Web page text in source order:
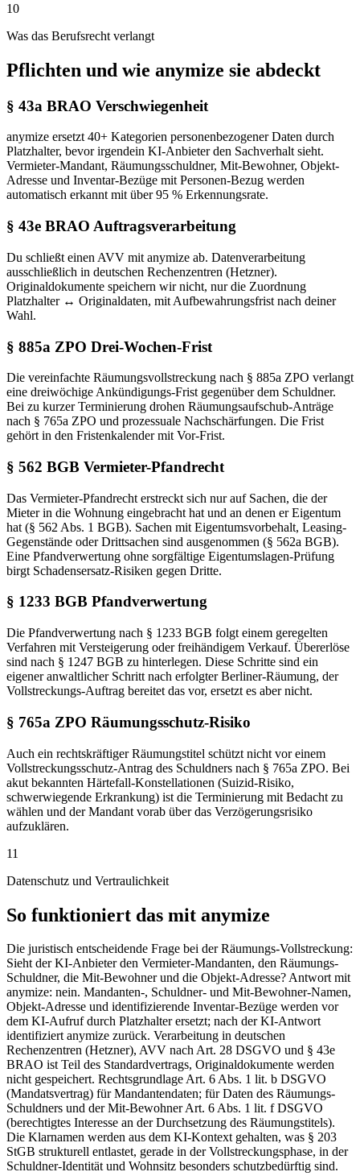
10
Was das Berufsrecht verlangt
Pflichten und wie anymize sie abdeckt
§ 43a BRAO Verschwiegenheit
anymize ersetzt 40+ Kategorien personenbezogener Daten durch
Platzhalter, bevor irgendein KI-Anbieter den Sachverhalt sieht.
Vermieter-Mandant, Räumungsschuldner, Mit-Bewohner, Objekt-
Adresse und Inventar-Bezüge mit Personen-Bezug werden
automatisch erkannt mit über 95 % Erkennungsrate.
§ 43e BRAO Auftragsverarbeitung
Du schließt einen AVV mit anymize ab. Datenverarbeitung
ausschließlich in deutschen Rechenzentren (Hetzner).
Originaldokumente speichern wir nicht, nur die Zuordnung
Platzhalter ↔ Originaldaten, mit Aufbewahrungsfrist nach deiner
Wahl.
§ 885a ZPO Drei-Wochen-Frist
Die vereinfachte Räumungsvollstreckung nach § 885a ZPO verlangt
eine dreiwöchige Ankündigungs-Frist gegenüber dem Schuldner.
Bei zu kurzer Terminierung drohen Räumungsaufschub-Anträge
nach § 765a ZPO und prozessuale Nachschärfungen. Die Frist
gehört in den Fristenkalender mit Vor-Frist.
§ 562 BGB Vermieter-Pfandrecht
Das Vermieter-Pfandrecht erstreckt sich nur auf Sachen, die der
Mieter in die Wohnung eingebracht hat und an denen er Eigentum
hat (§ 562 Abs. 1 BGB). Sachen mit Eigentumsvorbehalt, Leasing-
Gegenstände oder Drittsachen sind ausgenommen (§ 562a BGB).
Eine Pfandverwertung ohne sorgfältige Eigentumslagen-Prüfung
birgt Schadensersatz-Risiken gegen Dritte.
§ 1233 BGB Pfandverwertung
Die Pfandverwertung nach § 1233 BGB folgt einem geregelten
Verfahren mit Versteigerung oder freihändigem Verkauf. Übererlöse
sind nach § 1247 BGB zu hinterlegen. Diese Schritte sind ein
eigener anwaltlicher Schritt nach erfolgter Berliner-Räumung, der
Vollstreckungs-Auftrag bereitet das vor, ersetzt es aber nicht.
§ 765a ZPO Räumungsschutz-Risiko
Auch ein rechtskräftiger Räumungstitel schützt nicht vor einem
Vollstreckungsschutz-Antrag des Schuldners nach § 765a ZPO. Bei
akut bekannten Härtefall-Konstellationen (Suizid-Risiko,
schwerwiegende Erkrankung) ist die Terminierung mit Bedacht zu
wählen und der Mandant vorab über das Verzögerungsrisiko
aufzuklären.
11
Datenschutz und Vertraulichkeit
So funktioniert das mit anymize
Die juristisch entscheidende Frage bei der Räumungs-Vollstreckung:
Sieht der KI-Anbieter den Vermieter-Mandanten, den Räumungs-
Schuldner, die Mit-Bewohner und die Objekt-Adresse? Antwort mit
anymize: nein. Mandanten-, Schuldner- und Mit-Bewohner-Namen,
Objekt-Adresse und identifizierende Inventar-Bezüge werden vor
dem KI-Aufruf durch Platzhalter ersetzt; nach der KI-Antwort
identifiziert anymize zurück. Verarbeitung in deutschen
Rechenzentren (Hetzner), AVV nach Art. 28 DSGVO und § 43e
BRAO ist Teil des Standardvertrags, Originaldokumente werden
nicht gespeichert. Rechtsgrundlage Art. 6 Abs. 1 lit. b DSGVO
(Mandatsvertrag) für Mandantendaten; für Daten des Räumungs-
Schuldners und der Mit-Bewohner Art. 6 Abs. 1 lit. f DSGVO
(berechtigtes Interesse an der Durchsetzung des Räumungstitels).
Die Klarnamen werden aus dem KI-Kontext gehalten, was § 203
StGB strukturell entlastet, gerade in der Vollstreckungsphase, in der
Schuldner-Identität und Wohnsitz besonders schutzbedürftig sind.